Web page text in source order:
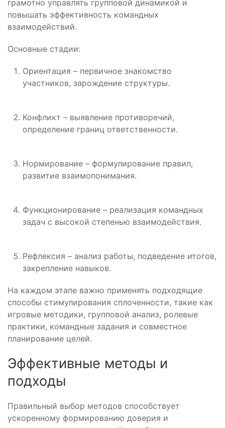
грамотно управлять групповой динамикой и
повышать эффективность командных
взаимодействий.
Основные стадии:
Ориентация – первичное знакомство
участников, зарождение структуры.
Конфликт – выявление противоречий,
определение границ ответственности.
Нормирование – формулирование правил,
развитие взаимопонимания.
Функционирование – реализация командных
задач с высокой степенью взаимодействия.
Рефлексия – анализ работы, подведение итогов,
закрепление навыков.
На каждом этапе важно применять подходящие
способы стимулирования сплоченности, такие как
игровые методики, групповой анализ, ролевые
практики, командные задания и совместное
планирование целей.
Эффективные методы и
подходы
Правильный выбор методов способствует
ускоренному формированию доверия и